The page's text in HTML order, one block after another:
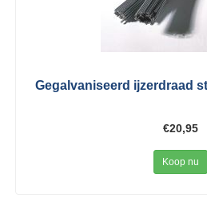
Gegalvaniseerd ijzerdraad
€20,95
Koop nu